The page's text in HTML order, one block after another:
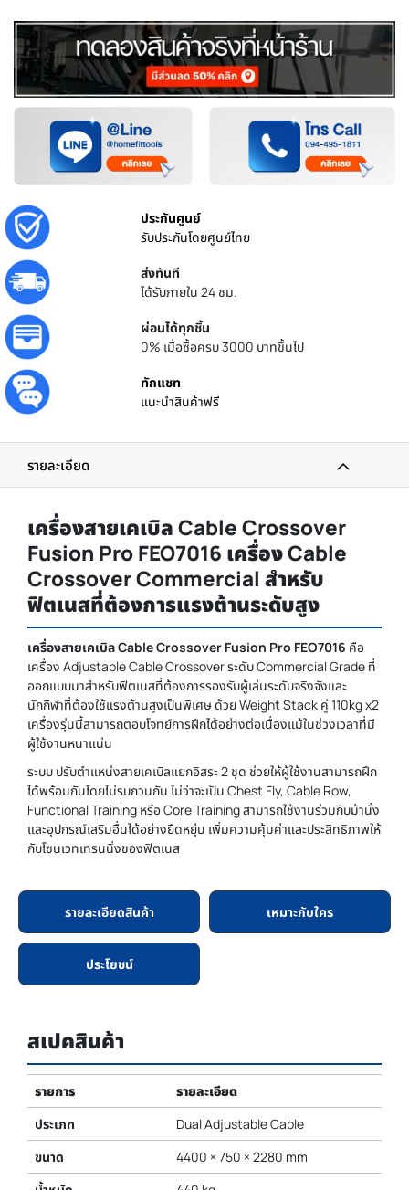
ประกันศูนย์
รับประกันโดยศูนย์ไทย
ส่งทันที
ได้รับภายใน 24 ชม.
ผ่อนได้ทุกชิ้น
0% เมื่อซื้อครบ 3000 บาทขึ้นไป
ทักแชท
แนะนำสินค้าฟรี
รายละเอียด
เครื่องสายเคเบิล Cable Crossover
Fusion Pro FEO7016 เครื่อง Cable
Crossover Commercial สำหรับ
ฟิตเนสที่ต้องการแรงต้านระดับสูง
เครื่องสายเคเบิล Cable Crossover Fusion Pro FEO7016 คือ
เครื่อง Adjustable Cable Crossover ระดับ Commercial Grade ที่
ออกแบบมาสำหรับฟิตเนสที่ต้องการรองรับผู้เล่นระดับจริงจังและ
นักกีฬาที่ต้องใช้แรงต้านสูงเป็นพิเศษ ด้วย Weight Stack คู่ 110kg x2
เครื่องรุ่นนี้สามารถตอบโจทย์การฝึกได้อย่างต่อเนื่องแม้ในช่วงเวลาที่มี
ผู้ใช้งานหนาแน่น
ระบบ ปรับตำแหน่งสายเคเบิลแยกอิสระ 2 ชุด ช่วยให้ผู้ใช้งานสามารถฝึก
ได้พร้อมกันโดยไม่รบกวนกัน ไม่ว่าจะเป็น Chest Fly, Cable Row,
Functional Training หรือ Core Training สามารถใช้งานร่วมกับม้านั่ง
และอุปกรณ์เสริมอื่นได้อย่างยืดหยุ่น เพิ่มความคุ้มค่าและประสิทธิภาพให้
กับโซนเวทเทรนนิ่งของฟิตเนส
รายละเอียดสินค้า เหมาะกับใคร
ประโยชน์
สเปคสินค้า
รายการ
รายละเอียด
ประเภท
Dual Adjustable Cable
ขนาด
4400 × 750 × 2280 mm